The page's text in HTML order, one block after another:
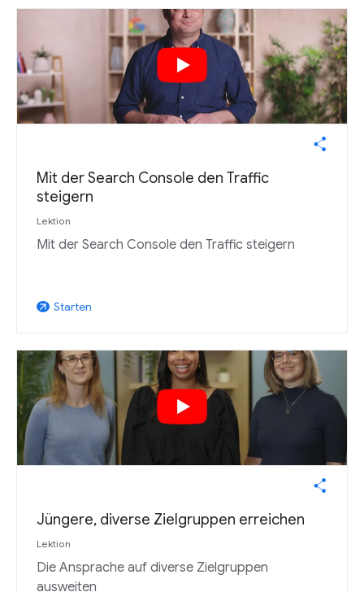
Mit der Search Console den Traffic
steigern
Lektion
Mit der Search Console den Traffic steigern
arrow_outward Starten
Jüngere, diverse Zielgruppen erreichen
Lektion
Die Ansprache auf diverse Zielgruppen
ausweiten